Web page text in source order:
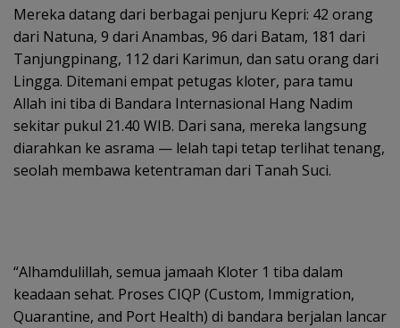
Mereka datang dari berbagai penjuru Kepri: 42 orang
dari Natuna, 9 dari Anambas, 96 dari Batam, 181 dari
Tanjungpinang, 112 dari Karimun, dan satu orang dari
Lingga. Ditemani empat petugas kloter, para tamu
Allah ini tiba di Bandara Internasional Hang Nadim
sekitar pukul 21.40 WIB. Dari sana, mereka langsung
diarahkan ke asrama — lelah tapi tetap terlihat tenang,
seolah membawa ketentraman dari Tanah Suci.
“Alhamdulillah, semua jamaah Kloter 1 tiba dalam
keadaan sehat. Proses CIQP (Custom, Immigration,
Quarantine, and Port Health) di bandara berjalan lancar